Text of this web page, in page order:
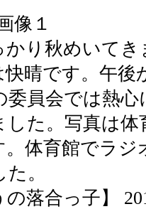
り秋めいてき
快晴です。午
委員会では熱
した。写真は
。体育館でラ
。
落合っ子】